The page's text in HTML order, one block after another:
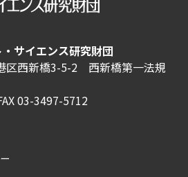
サイエンス研究財団
区西新橋3-5-2 西新橋第一法規
03-3497-5712